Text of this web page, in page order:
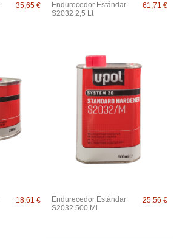
35,65 €
Endurecedor Estándar
S2032 2,5 Lt
61,71 €
18,61 €
Endurecedor Estándar
S2032 500 Ml
25,56 €